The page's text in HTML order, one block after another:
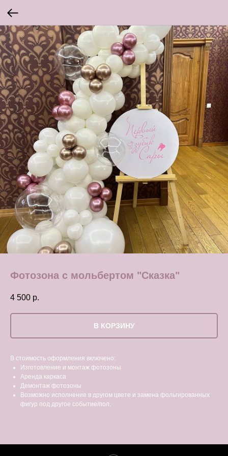
Фотозона с мольбертом "Сказка"
4 500 р.
В КОРЗИНУ
В стоимость оформления включено:
Изготовление и монтаж фотозоны
Аренда каркаса
Демонтаж фотозоны
Возможно исполнение в другом цвете и замена фольгированных
фигур под другое событие/пол.